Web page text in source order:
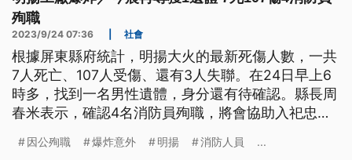
殉職
2023/9/24 07:36 社會
根據屏東縣府統計，明揚大火的最新死傷人數，一共
7人死亡、107人受傷、還有3人失聯。在24日早上6
時多，找到一名男性遺體，身分還有待確認。縣長周
春米表示，確認4名消防員殉職，將會協助入祀忠烈
分告撲滅。
因公殉職 爆炸意外 明揚 消防人員 ...